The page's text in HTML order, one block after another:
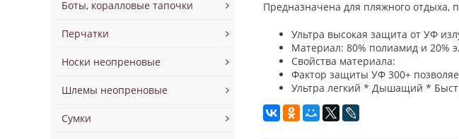
Боты, коралловые тапочки
Перчатки
Носки неопреновые
Шлемы неопреновые
Сумки
Предназначена для пляжного отдыха,
Ультра высокая защита от УФ
Материал: 80% полиамид и 20%
Свойства материала:
Фактор защиты УФ 300+
Ультра легкий * Дышащий *